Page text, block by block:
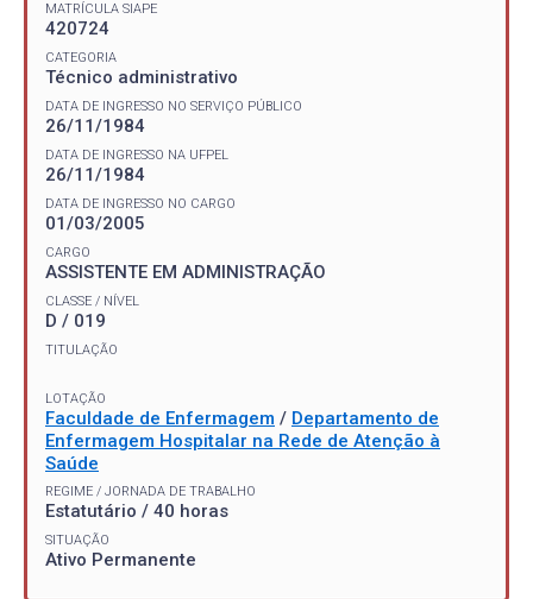
MATRÍCULA SIAPE
420724
CATEGORIA
Técnico administrativo
DATA DE INGRESSO NO SERVIÇO PÚBLICO
26/11/1984
DATA DE INGRESSO NA UFPEL
26/11/1984
DATA DE INGRESSO NO CARGO
01/03/2005
CARGO
ASSISTENTE EM ADMINISTRAÇÃO
CLASSE / NÍVEL
D / 019
TITULAÇÃO
LOTAÇÃO
Faculdade de Enfermagem / Departamento de
Enfermagem Hospitalar na Rede de Atenção à
Saúde
REGIME / JORNADA DE TRABALHO
Estatutário / 40 horas
SITUAÇÃO
Ativo Permanente